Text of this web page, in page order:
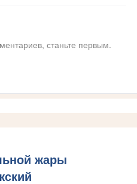
станьте первым.
жары